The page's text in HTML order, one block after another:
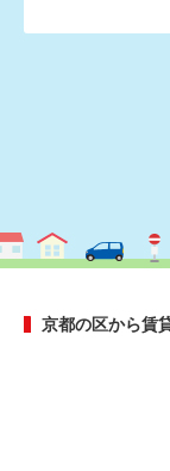
京都の区から賃